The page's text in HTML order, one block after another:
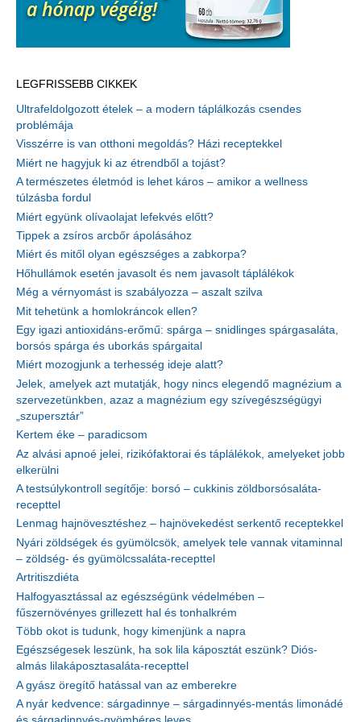
LEGFRISSEBB CIKKEK
Ultrafeldolgozott ételek – a modern táplálkozás csendes
problémája
Visszérre is van otthoni megoldás? Házi receptekkel
Miért ne hagyjuk ki az étrendből a tojást?
A természetes életmód is lehet káros – amikor a wellness
túlzásba fordul
Miért együnk olívaolajat lefekvés előtt?
Tippek a zsíros arcbőr ápolásához
Miért és mitől olyan egészséges a zabkorpa?
Hőhullámok esetén javasolt és nem javasolt táplálékok
Még a vérnyomást is szabályozza – aszalt szilva
Mit tehetünk a homlokráncok ellen?
Egy igazi antioxidáns-erőmű: spárga – snidlinges spárgasaláta,
borsós spárga és uborkás spárgaital
Miért mozogjunk a terhesség ideje alatt?
Jelek, amelyek azt mutatják, hogy nincs elegendő magnézium a
szervezetünkben, azaz a magnézium egy szívegészségügyi
„szupersztár”
Kertem éke – paradicsom
Az alvási apnoé jelei, rizikófaktorai és táplálékok, amelyeket jobb
elkerülni
A testsúlykontroll segítője: borsó – cukkinis zöldborsósaláta-
recepttel
Lenmag hajnövesztéshez – hajnövekedést serkentő receptekkel
Nyári zöldségek és gyümölcsök, amelyek tele vannak vitaminnal
– zöldség- és gyümölcssaláta-recepttel
Artritiszdiéta
Halfogyasztással az egészségünk védelmében –
fűszernövényes grillezett hal és tonhalkrém
Több okot is tudunk, hogy kimenjünk a napra
Egészségesek leszünk, ha sok lila káposztát eszünk? Diós-
almás lilakáposztasaláta-recepttel
A gyász öregítő hatással van az emberekre
A nyár kedvence: sárgadinnye – sárgadinnyés-mentás limonádé